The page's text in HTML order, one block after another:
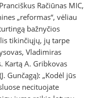
Račiūnas MIC,
„reformas“, vėliau
bažnyčios
tikinčiųjų, jų tarpe
Vladimiras
Kartą A. Gribkovas
Gunčagą): „Kodėl jūs
necituojate